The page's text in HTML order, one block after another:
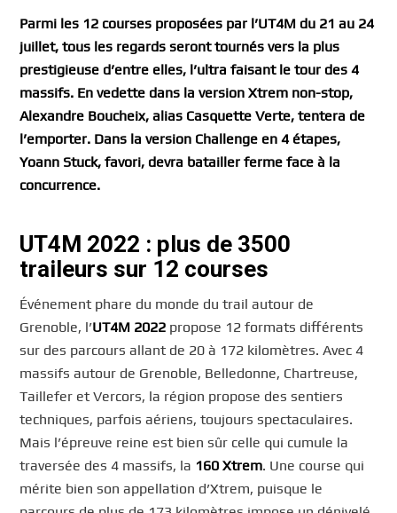
Parmi les 12 courses proposées par l’UT4M du 21 au 24
juillet, tous les regards seront tournés vers la plus
prestigieuse d’entre elles, l’ultra faisant le tour des 4
massifs. En vedette dans la version Xtrem non-stop,
Alexandre Boucheix, alias Casquette Verte, tentera de
l’emporter. Dans la version Challenge en 4 étapes,
Yoann Stuck, favori, devra batailler ferme face à la
concurrence.
UT4M 2022 : plus de 3500
traileurs sur 12 courses
Événement phare du monde du trail autour de
Grenoble, l’UT4M 2022 propose 12 formats différents
sur des parcours allant de 20 à 172 kilomètres. Avec 4
massifs autour de Grenoble, Belledonne, Chartreuse,
Taillefer et Vercors, la région propose des sentiers
techniques, parfois aériens, toujours spectaculaires.
Mais l’épreuve reine est bien sûr celle qui cumule la
traversée des 4 massifs, la 160 Xtrem. Une course qui
mérite bien son appellation d’Xtrem, puisque le